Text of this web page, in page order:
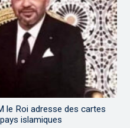
le Roi adresse des cartes
islamiques